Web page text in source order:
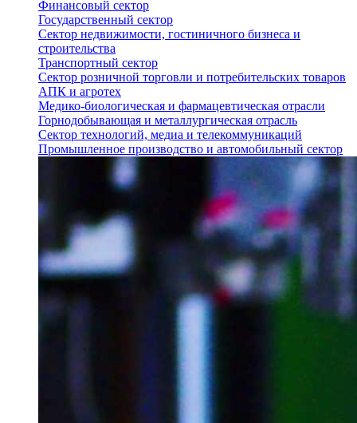
Финансовый сектор
Государственный сектор
Сектор недвижимости, гостиничного бизнеса и
строительства
Транспортный сектор
Сектор розничной торговли и потребительских товаров
АПК и агротех
Медико-биологическая и фармацевтическая отрасли
Горнодобывающая и металлургическая отрасль
Сектор технологий, медиа и телекоммуникаций
Промышленное производство и автомобильный сектор